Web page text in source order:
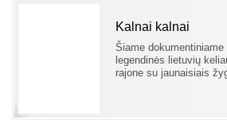
Kalnai kalnai
Šiame
legendinės lietuvių
rajone su jaunaisiais